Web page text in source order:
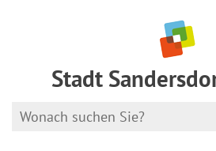
Stadt